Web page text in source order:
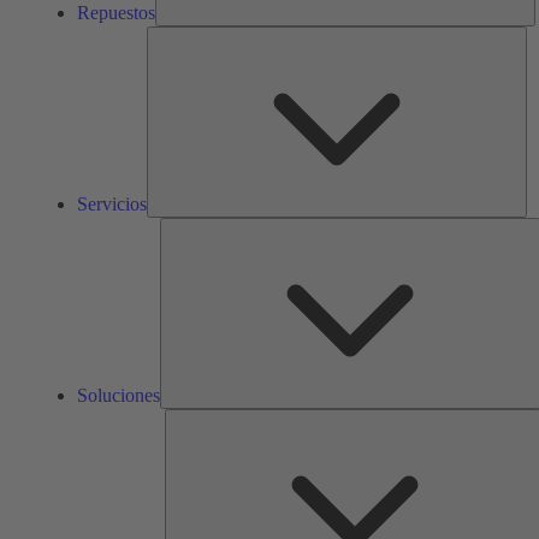
Repuestos
Servicios
Soluciones